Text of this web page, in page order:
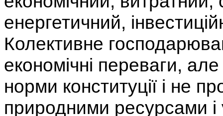
енергетичний,
Колективне
економічні переваги,
норми конституції і не
природними ресурсами і